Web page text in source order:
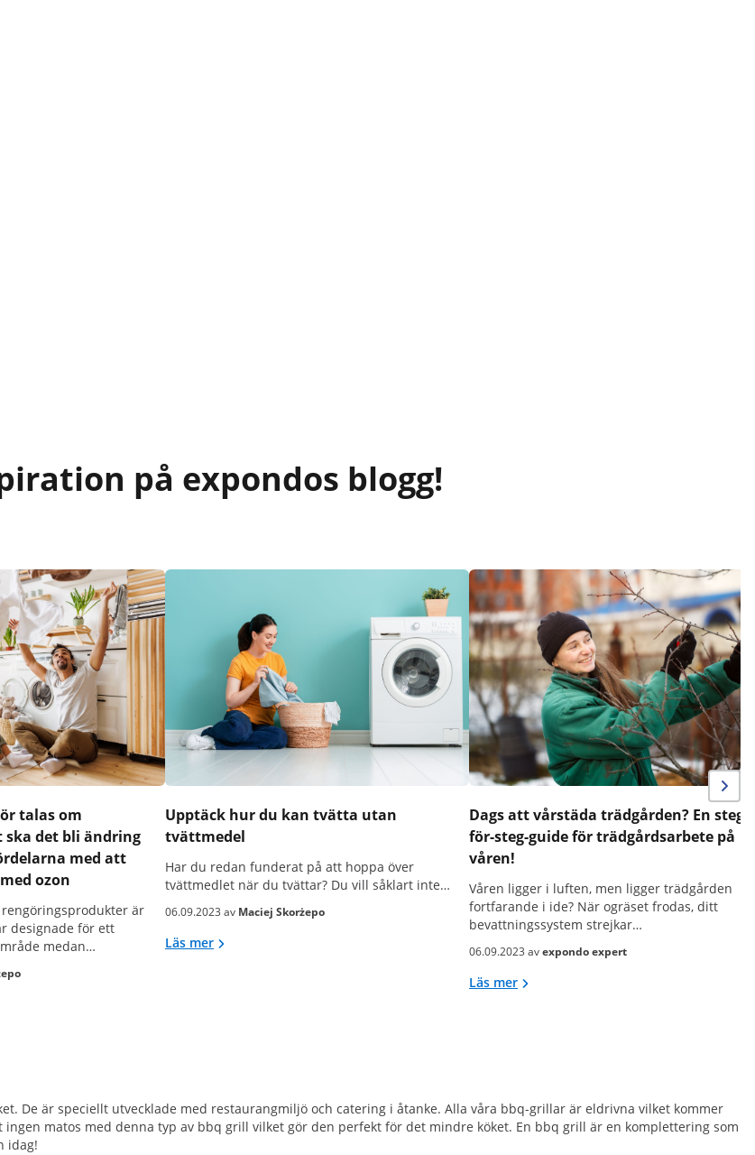
på expondos blogg!
talas om
ska det bli ändring
med att
ozon
är
designade för ett
medan…
Upptäck hur du kan tvätta utan
tvättmedel
Har du redan funderat på att hoppa över
tvättmedlet när du tvättar? Du vill såklart inte…
06.09.2023 av Maciej Skorżepo
Läs mer
Dags att vårstäda trädgården? En steg-
för-steg-guide för trädgårdsarbete på
våren!
Våren ligger i luften, men ligger trädgården
fortfarande i ide? När ogräset frodas, ditt
bevattningssystem strejkar…
06.09.2023 avexpondo expert
Läs mer
De är speciellt utvecklade med restaurangmiljö och catering i åtanke. Alla våra bbq-grillar är eldrivna vilket kommer
matos med denna typ av bbq grill vilket gör den perfekt för det mindre köket. En bbq grill är en komplettering som
idag!